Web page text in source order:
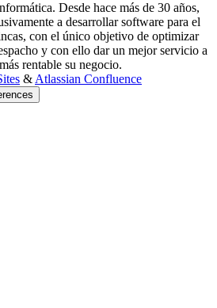
Desde hace más de 30 años,
a desarrollar software para el
con el único objetivo de optimizar
y con ello dar un mejor servicio a
rentable su negocio.
& Atlassian Confluence